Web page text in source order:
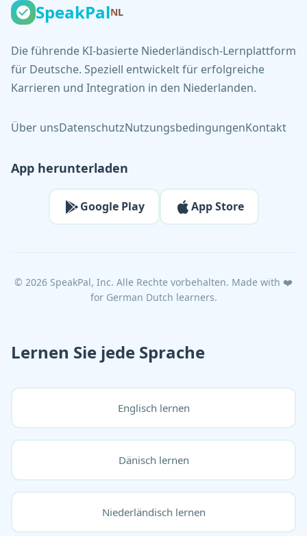
SpeakPalNL
Die führende KI-basierte Niederländisch-Lernplattform
für Deutsche. Speziell entwickelt für erfolgreiche
Karrieren und Integration in den Niederlanden.
Über unsDatenschutzNutzungsbedingungenKontakt
App herunterladen
Google Play App Store
© 2026 SpeakPal, Inc. Alle Rechte vorbehalten. Made with ❤️
for German Dutch learners.
Lernen Sie jede Sprache
Englisch lernen
Dänisch lernen
Niederländisch lernen